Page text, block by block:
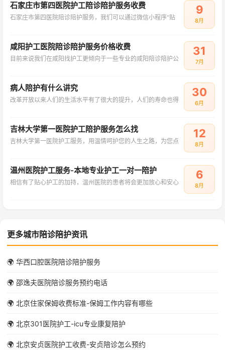
石家庄市第四医院护工陪诊陪护服务收费
石家庄市第四医院陪诊陪护服务，我们可以通过微信小程序“贴
9
8月
咸阳护工医院陪诊陪护服务价格收费
目前来说我们在咸阳找护工更倾向于一些专业的咸阳陪诊陪护公
31
7月
病人陪护有什么讲究
改革开放以来人们的生活水平有了很大的提升，人们的寿命也得
30
6月
吉林大学第一医院护工陪护服务怎么找
吉林大学第一医院护工服务，用温情呵护您的人生之路，为您点
12
8月
温州医院护工服务-本地专业护工一对一陪护
相信有了贴心护工的加持，温州医院的患者将会更加放心和安心
6
8月
更多城市陪诊陪护资讯
🌍 华西口腔医院陪诊陪护服务
🌍 邵逸夫医院陪诊服务预约电话
🌍 北京住家保姆收费标准-保姆工作内容有哪些
🌍 北京301医院护工-icu专业康复陪护
🌍 北京安贞医院护工收费-安贞陪诊怎么预约